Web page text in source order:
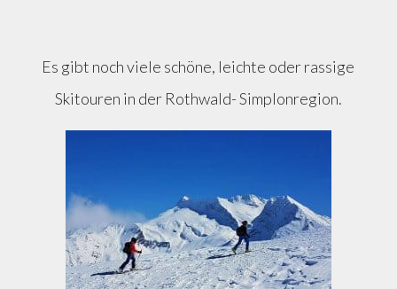
Es gibt noch viele schöne, leichte oder rassige
Skitouren in der Rothwald- Simplonregion.